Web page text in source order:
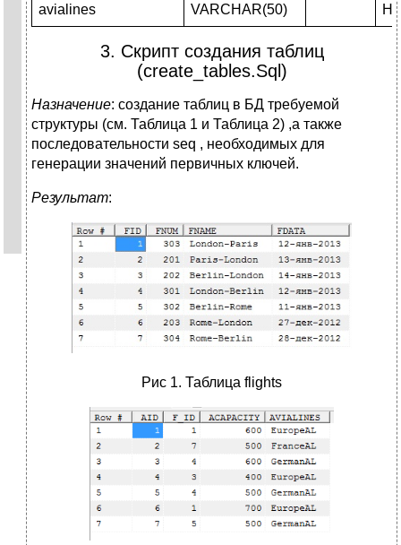
avialines VARCHAR(50)
3. Скрипт создания таблиц
(create_tables.Sql)
Назначение: создание таблиц в БД требуемой
структуры (см. Таблица 1 и Таблица 2) ,а также
последовательности seq , необходимых для
генерации значений первичных ключей.
Результат:
Рис 1. Таблица flights